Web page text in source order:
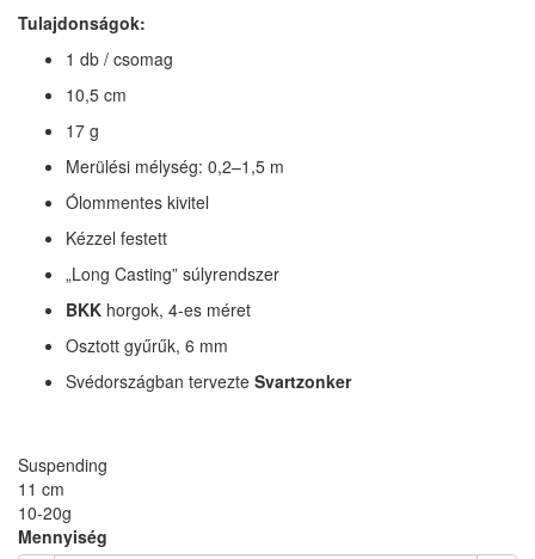
Tulajdonságok:
1 db / csomag
10,5 cm
17 g
Merülési mélység: 0,2–1,5 m
Ólommentes kivitel
Kézzel festett
„Long Casting” súlyrendszer
BKK horgok, 4-es méret
Osztott gyűrűk, 6 mm
Svédországban tervezte Svartzonker
Suspending
11 cm
10-20g
Mennyiség